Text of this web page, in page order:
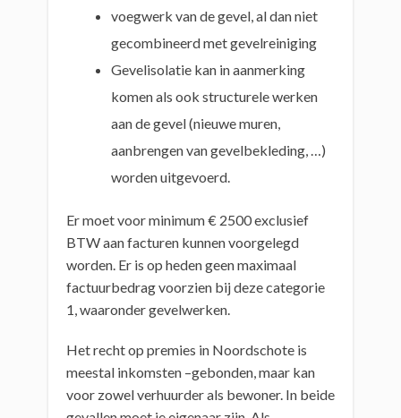
voegwerk van de gevel, al dan niet
gecombineerd met gevelreiniging
Gevelisolatie kan in aanmerking
komen als ook structurele werken
aan de gevel (nieuwe muren,
aanbrengen van gevelbekleding, …)
worden uitgevoerd.
Er moet voor minimum € 2500 exclusief
BTW aan facturen kunnen voorgelegd
worden. Er is op heden geen maximaal
factuurbedrag voorzien bij deze categorie
1, waaronder gevelwerken.
Het recht op premies in Noordschote is
meestal inkomsten –gebonden, maar kan
voor zowel verhuurder als bewoner. In beide